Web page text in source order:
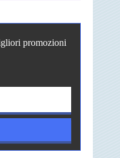
promozioni